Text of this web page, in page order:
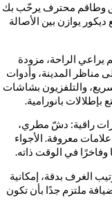
وطاقم محترف يرحّب بك
يوازن بين الأصالة
الراحة، مزودة
المدينة، وأدوات
والتلفزيون بشاشات
بانورامية.
راقية: دشّ مطري،
معروفة. الأجواء
في الوقت ذاته.
الغرف بدقة، إمكانية
ملتزم جدًا بأن تكون